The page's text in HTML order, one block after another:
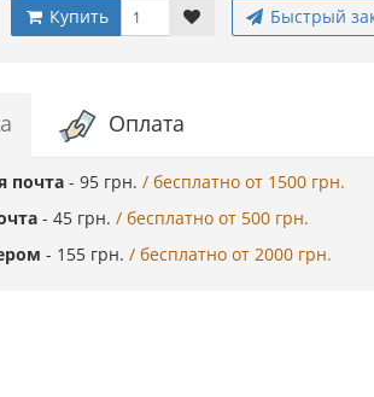
Купить Быстрый
Оплата
почта - 95 грн. / бесплатно от 1500 грн.
- 45 грн. / бесплатно от 500 грн.
- 155 грн. / бесплатно от 2000 грн.